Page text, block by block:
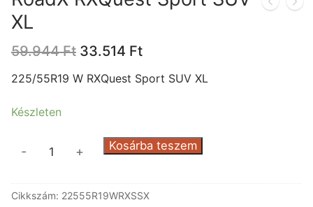
XL
59.944Ft Original
was:
33.514 FtCurrent
is:
225/55R19 W RXQuest Sport SUV XL
Készleten
SUV
- + Kosárba teszem
Cikkszám: 22555R19WRXSSX